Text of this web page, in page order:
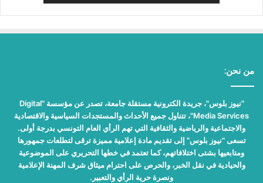
من نحن:
"نيوز بلوس"، جريدة الكترونية مستقلة جامعة، تصدر عن مؤسسة "Digital
Media Services"، تتناول جميع الأحداث والمستجدات السياسية والاقتصادية
والاجتماعية والرياضية والثقافية التي تهم الرأي العام التونسي بدرجة أولى.
تسعى "نيوز بلوس" إلى تقديم مادة إعلامية مميزة ترقى لتطلعات جمهورها
ومتابعيها بشتى اختلافاتهم، كما تعتمد في خطها التحريري على الموضوعية
والحيادية في نقل الخبر، والحرص على احترام ميثاق شرف المهنة الإعلامية
ونصرة حرية الرأي والتعبير.